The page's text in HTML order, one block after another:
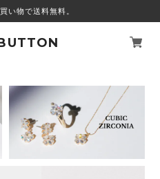
い物で送料無料。